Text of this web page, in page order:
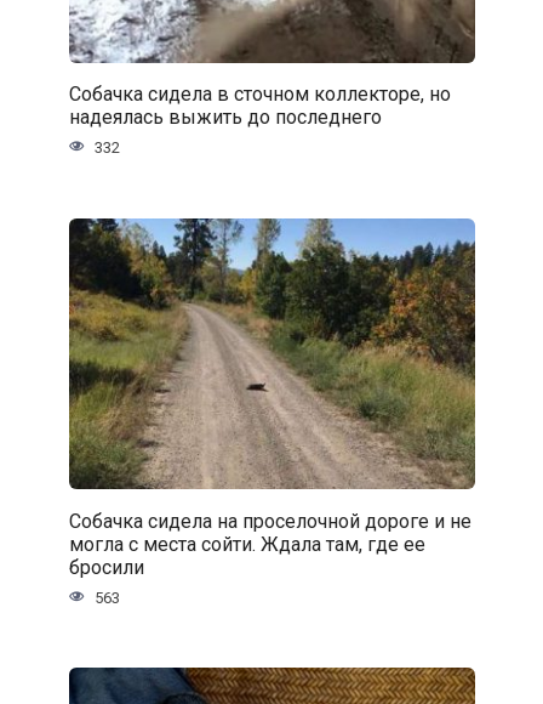
Собачка сидела в сточном коллекторе, но
надеялась выжить до последнего
332
Собачка сидела на проселочной дороге и не
могла с места сойти. Ждала там, где ее
бросили
563